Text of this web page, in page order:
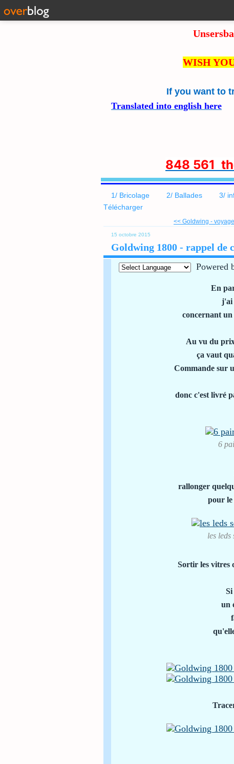
WISH
If you want to
Translated into english here
848 561
1/ Bricolage 2/ Ballades 3/
Télécharger
<< Goldwing -
15 octobre 2015
Goldwing 1800 - rappel de
Powered
En
j'ai
concernant un
Au vu du prix
ça vaut
Commande sur
donc c'est livré
6
rallonger
pour le
les leds
Sortir les vitres
Si
un